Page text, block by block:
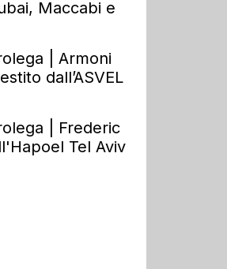
Maccabi e
| Armoni
dall’ASVEL
| Frederic
Tel Aviv